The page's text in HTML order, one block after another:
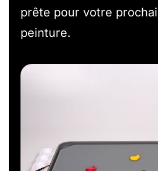
prête pour votre
peinture.